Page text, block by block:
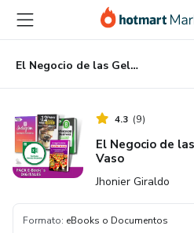
principal
página
de
página
El Negocio de las Gelatinas y Postres en Vaso
4.3 (9)
El Negocio de
Vaso
Jhonier Giraldo
Formato: eBooks o Documentos